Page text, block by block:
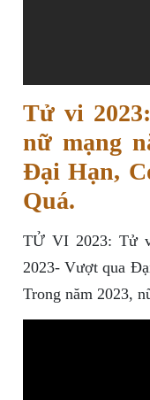
Tử vi
nữ mạng
Đại Hạn,
Quá.
TỬ VI 2023: Tử
2023- Vượt qua
Trong năm 2023,